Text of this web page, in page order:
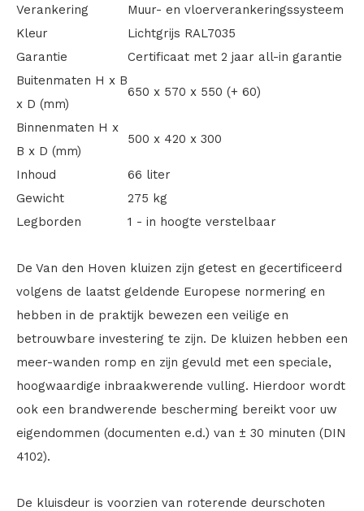
Verankering
Muur- en vloerverankeringssysteem
Kleur
Lichtgrijs RAL7035
Garantie
Certificaat met 2 jaar all-in garantie
Buitenmaten H x B
x D (mm)
650 x 570 x 550 (+ 60)
Binnenmaten H x
B x D (mm)
500 x 420 x 300
Inhoud
66 liter
Gewicht
275 kg
Legborden
1 - in hoogte verstelbaar
De Van den Hoven kluizen zijn getest en gecertificeerd
volgens de laatst geldende Europese normering en
hebben in de praktijk bewezen een veilige en
betrouwbare investering te zijn. De kluizen hebben een
meer-wanden romp en zijn gevuld met een speciale,
hoogwaardige inbraakwerende vulling. Hierdoor wordt
ook een brandwerende bescherming bereikt voor uw
eigendommen (documenten e.d.) van ± 30 minuten (DIN
4102).
De kluisdeur is voorzien van roterende deurschoten